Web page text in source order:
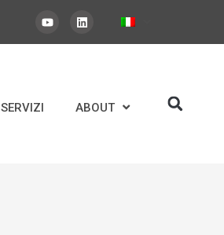
SERVIZI ABOUT